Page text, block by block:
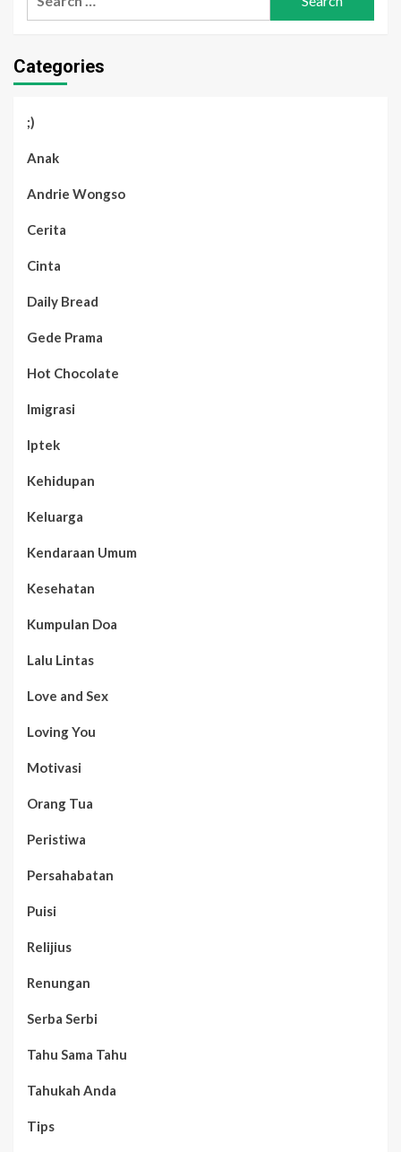
Categories
;)
Anak
Andrie Wongso
Cerita
Cinta
Daily Bread
Gede Prama
Hot Chocolate
Imigrasi
Iptek
Kehidupan
Keluarga
Kendaraan Umum
Kesehatan
Kumpulan Doa
Lalu Lintas
Love and Sex
Loving You
Motivasi
Orang Tua
Peristiwa
Persahabatan
Puisi
Relijius
Renungan
Serba Serbi
Tahu Sama Tahu
Tahukah Anda
Tips